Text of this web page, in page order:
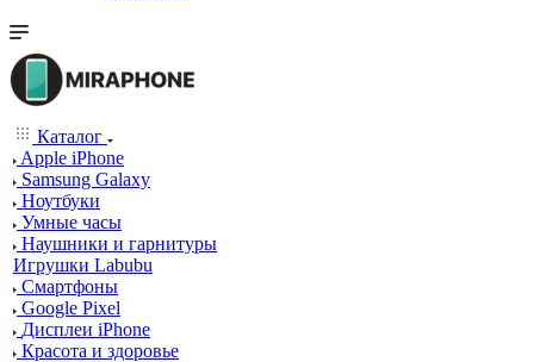
Каталог
Apple iPhone
Samsung Galaxy
Ноутбуки
Умные часы
Наушники и гарнитуры
Игрушки Labubu
Смартфоны
Google Pixel
Дисплеи iPhone
Красота и здоровье